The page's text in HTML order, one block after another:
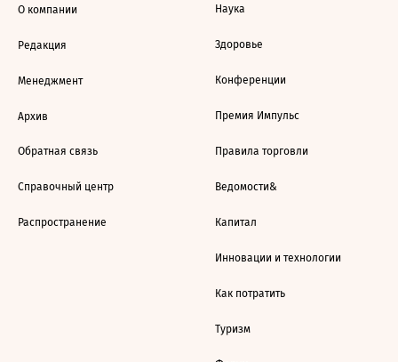
О компании
Редакция
Менеджмент
Архив
Обратная связь
Справочный центр
Распространение
Наука
Здоровье
Конференции
Премия Импульс
Правила торговли
Ведомости&
Капитал
Инновации и технологии
Как потратить
Туризм